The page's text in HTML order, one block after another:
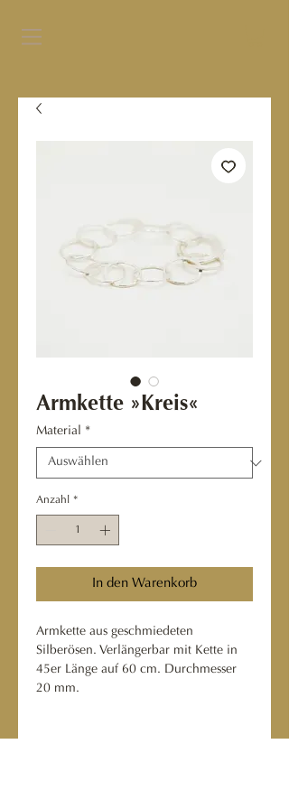
Armkette »Kreis«
Material *
Anzahl *
In den Warenkorb
Armkette aus geschmiedeten
Silberösen. Verlängerbar mit Kette in
45er Länge auf 60 cm. Durchmesser
20 mm.